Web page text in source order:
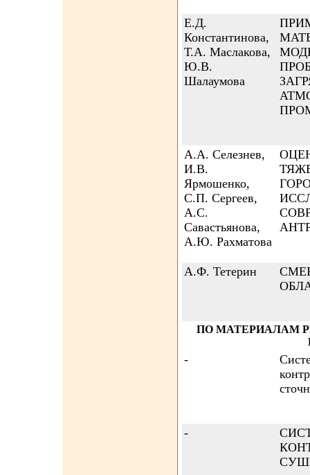
Е.Д.
Константинова,
Т.А. Маслакова,
Ю.В.
Шалаумова
А.А. Селезнев,
И.В.
Ярмошенко,
С.П. Сергеев,
А.С.
Савастьянова,
А.Ю. Рахматова
А.Ф. Тетерин
ПО МАТЕРИАЛАМ
-
-